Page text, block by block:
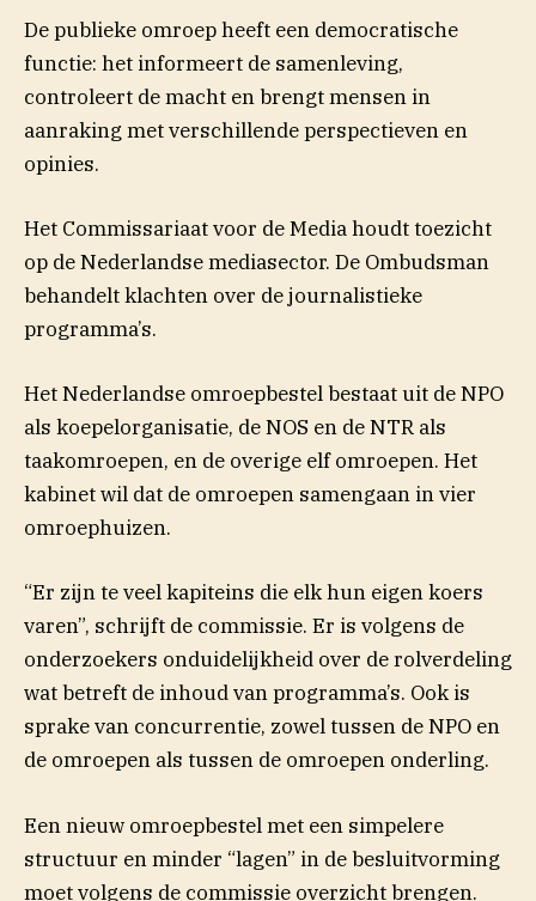
De publieke omroep heeft een democratische
functie: het informeert de samenleving,
controleert de macht en brengt mensen in
aanraking met verschillende perspectieven en
opinies.
Het Commissariaat voor de Media houdt toezicht
op de Nederlandse mediasector. De Ombudsman
behandelt klachten over de journalistieke
programma’s.
Het Nederlandse omroepbestel bestaat uit de NPO
als koepelorganisatie, de NOS en de NTR als
taakomroepen, en de overige elf omroepen. Het
kabinet wil dat de omroepen samengaan in vier
omroephuizen.
“Er zijn te veel kapiteins die elk hun eigen koers
varen”, schrijft de commissie. Er is volgens de
onderzoekers onduidelijkheid over de rolverdeling
wat betreft de inhoud van programma’s. Ook is
sprake van concurrentie, zowel tussen de NPO en
de omroepen als tussen de omroepen onderling.
Een nieuw omroepbestel met een simpelere
structuur en minder “lagen” in de besluitvorming
moet volgens de commissie overzicht brengen.